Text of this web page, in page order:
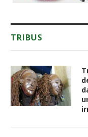
TRIBUS